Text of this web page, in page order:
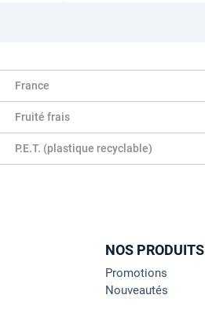
France
Fruité frais
P.E.T. (plastique recyclable)
NOS PRODUITS
Promotions
Nouveautés